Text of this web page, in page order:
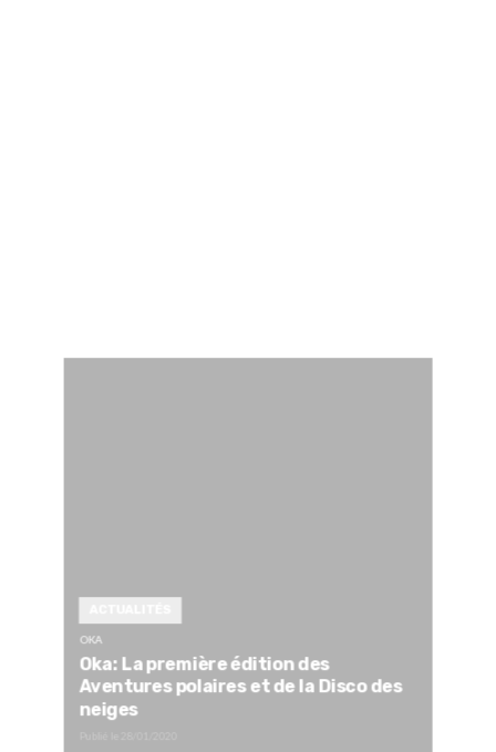
OKA
Oka: La première édition des
Aventures polaires et de la Disco des
neiges